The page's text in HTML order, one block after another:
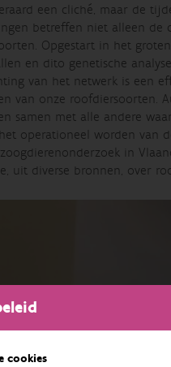
cookies
een cliché, maar de
betreffen niet alleen de
Opgestart in het
en dito genetische
van het netwerk is een
van onze roofdiersoorten.
samen met alle andere
operationeel worden van
in
uit diverse bronnen, over